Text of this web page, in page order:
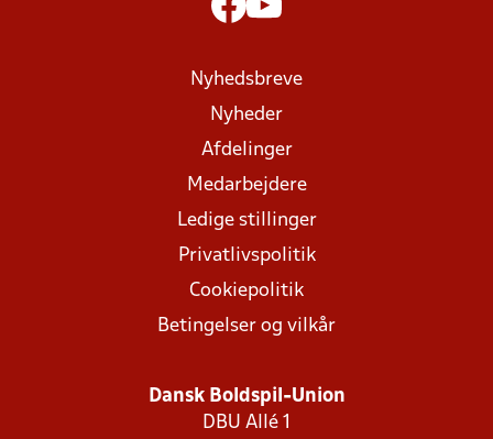
Nyhedsbreve
Nyheder
Afdelinger
Medarbejdere
Ledige stillinger
Privatlivspolitik
Cookiepolitik
Betingelser og vilkår
Dansk Boldspil-Union
DBU Allé 1